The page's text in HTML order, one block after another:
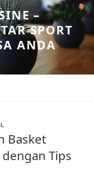
–
SPORT
ANDA
Basket
Tips